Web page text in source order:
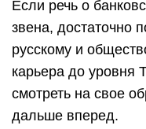
Если речь о
звена, достаточно
русскому и
карьера до
смотреть на свое
дальше вперед.